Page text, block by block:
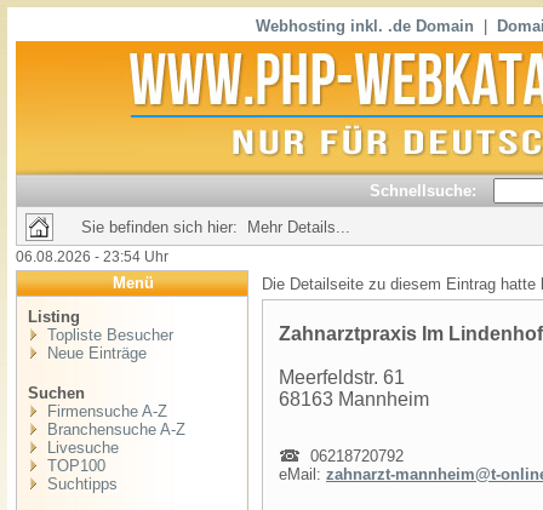
Webhosting inkl. .de Domain
Schnellsuche:
Sie befinden sich hier: Mehr Details...
06.08.2026 - 23:54 Uhr
Menü
Listing
Topliste Besucher
Neue Einträge
Suchen
Firmensuche A-Z
Branchensuche A-Z
Livesuche
TOP100
Suchtipps
Die Detailseite zu diesem Eintrag
Zahnarztpraxis Im Lindenhof
Meerfeldstr. 61
68163 Mannheim
06218720792
eMail: zahnarzt-mannheim@t-